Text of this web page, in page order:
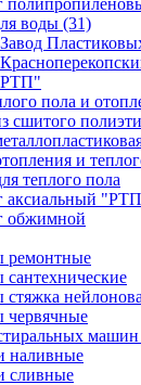
воды (31)
пола и
сшитого
и
теплого пола
аксиальный
обжимной
ремонтные
червячные
машин
наливные
сливные